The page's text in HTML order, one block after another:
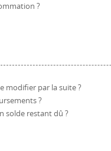
?
modifier par la suite ?
?
solde restant dû ?